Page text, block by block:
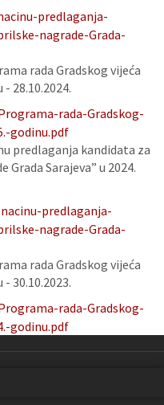
predlaganja-
nagrade-Grada-
rada Gradskog vijeća
28.10.2024.
rada-Gradskog-
godinu.pdf
predlaganja kandidata za
Sarajeva” u 2024.
predlaganja-
nagrade-Grada-
rada Gradskog vijeća
30.10.2023.
rada-Gradskog-
godinu.pdf